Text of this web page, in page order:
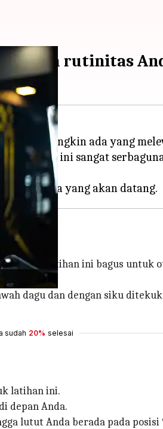
rutinitas
tidak mungkin ada yang
kekuatan ini sangat
Latihan ini bagus untuk
dagu dan dengan siku
sudah 20% selesai
latihan ini.
depan Anda.
lutut Anda berada pada posisi